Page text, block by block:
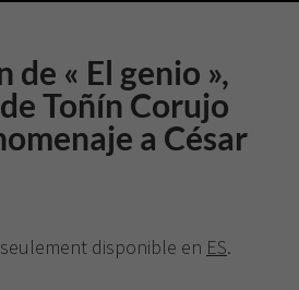
de « El genio »,
Toñín Corujo
a César
disponible en ES.